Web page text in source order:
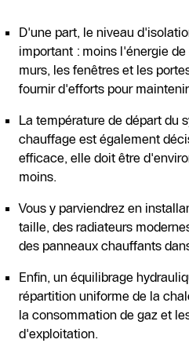
D'une part, le niveau
important : moins l'énergie
murs, les fenêtres et les
fournir d'efforts pour
La température de départ du
chauffage est également
efficace, elle doit être
moins.
Vous y parviendrez en
taille, des radiateurs
des panneaux chauffants
Enfin, un équilibrage
répartition uniforme de la
la consommation de gaz et
d'exploitation.